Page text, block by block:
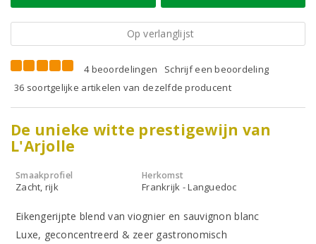
Op verlanglijst
4 beoordelingen
Schrijf een beoordeling
36 soortgelijke artikelen van dezelfde producent
De unieke witte prestigewijn van
L'Arjolle
Smaakprofiel
Zacht, rijk
Herkomst
Frankrijk - Languedoc
Eikengerijpte blend van viognier en sauvignon blanc
Luxe, geconcentreerd & zeer gastronomisch